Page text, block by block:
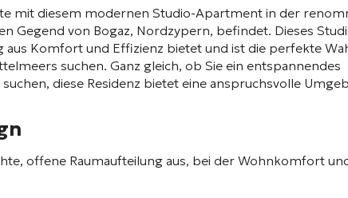
mit diesem modernen Studio-Apartment in der
Gegend von Bogaz, Nordzypern, befindet. Dieses
aus Komfort und Effizienz bietet und ist die perfekte
suchen. Ganz gleich, ob Sie ein entspannendes
diese Residenz bietet eine anspruchsvolle
offene Raumaufteilung aus, bei der Wohnkomfort